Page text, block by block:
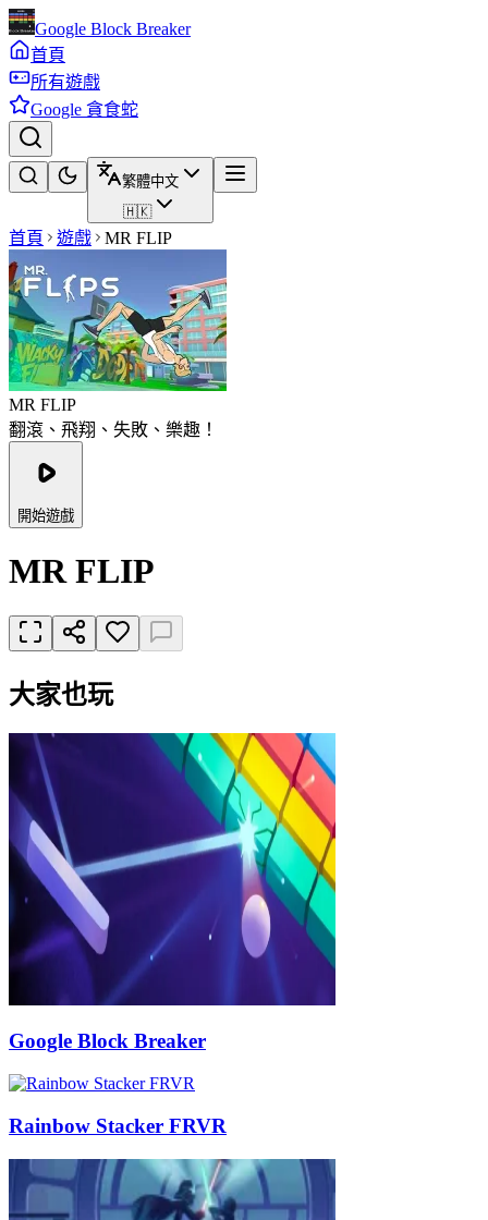
Google Block Breaker
首頁
所有遊戲
Google 貪食蛇
繁體中文
🇭🇰
首頁 遊戲 MR FLIP
MR FLIP
翻滾、飛翔、失敗、樂趣！
開始遊戲
MR FLIP
大家也玩
Google Block Breaker
Rainbow Stacker FRVR